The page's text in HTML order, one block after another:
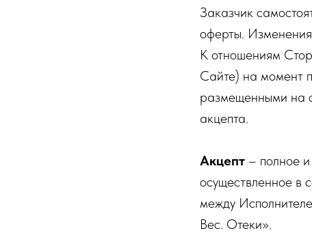
Заказчик
оферты.
К отношениям
Сайте) на момент
размещенными на
акцепта.
Акцепт – полное
осуществленное в
между
Вес. Отеки».